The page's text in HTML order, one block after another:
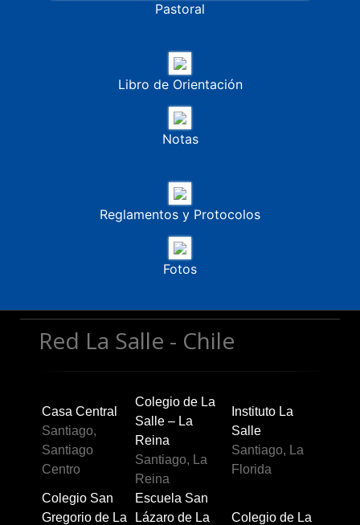
Pastoral
Libro de Orientación
Notas
Reglamentos y Protocolos
Fotos
Red La Salle - Chile
Casa Central
Santiago,
Santiago
Centro
Colegio de La
Salle – La
Reina
Santiago, La
Reina
Instituto La
Salle
Santiago, La
Florida
Colegio San
Gregorio de La
Escuela San
Lázaro de La
Colegio de La